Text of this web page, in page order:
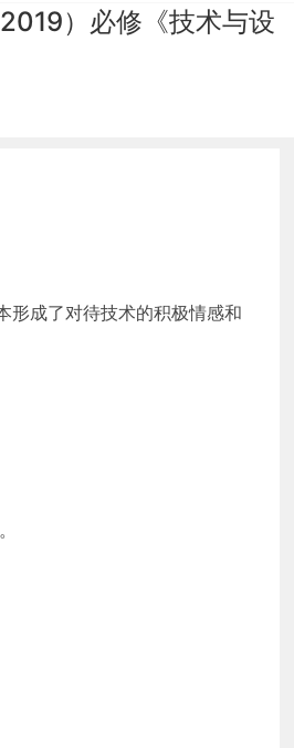
）必修《技术与设
形成了对待技术的积极情感和